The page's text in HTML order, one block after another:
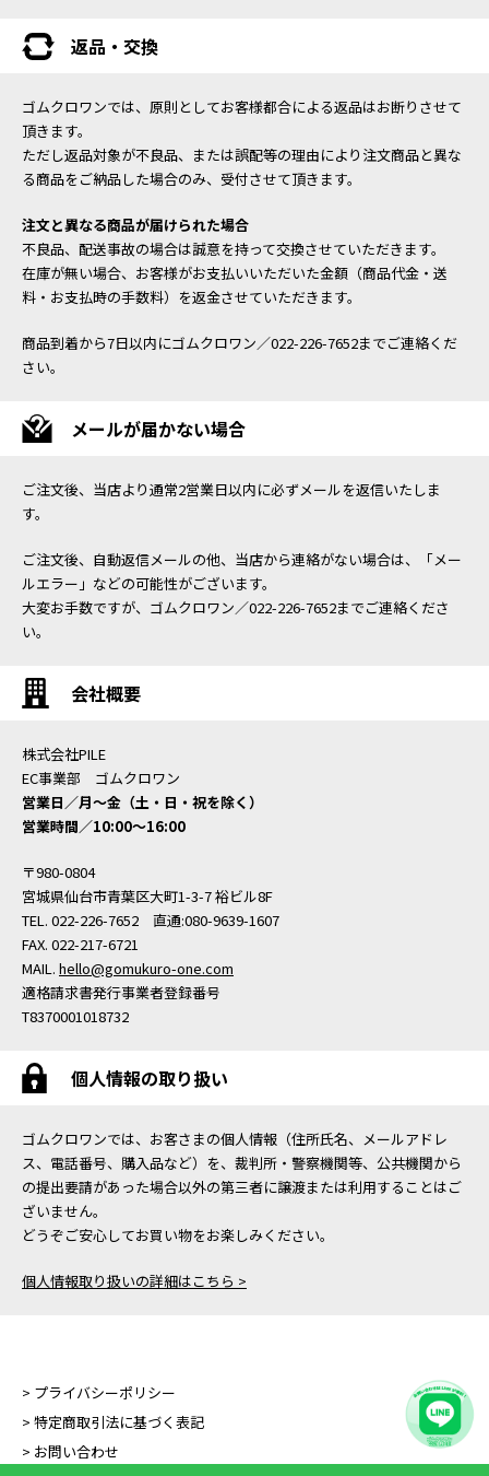
返品・交換
ゴムクロワンでは、原則としてお客様都合による返品はお断りさせて
頂きます。
ただし返品対象が不良品、または誤配等の理由により注文商品と異な
る商品をご納品した場合のみ、受付させて頂きます。
注文と異なる商品が届けられた場合
不良品、配送事故の場合は誠意を持って交換させていただきます。
在庫が無い場合、お客様がお支払いいただいた金額（商品代金・送
料・お支払時の手数料）を返金させていただきます。
商品到着から7日以内にゴムクロワン／022-226-7652までご連絡くだ
さい。
メールが届かない場合
ご注文後、当店より通常2営業日以内に必ずメールを返信いたしま
す。
ご注文後、自動返信メールの他、当店から連絡がない場合は、「メー
ルエラー」などの可能性がございます。
大変お手数ですが、ゴムクロワン／022-226-7652までご連絡くださ
い。
会社概要
株式会社PILE
EC事業部 ゴムクロワン
営業日／月〜金（土・日・祝を除く）
営業時間／10:00〜16:00
〒980-0804
宮城県仙台市青葉区大町1-3-7 裕ビル8F
TEL. 022-226-7652 直通:080-9639-1607
FAX. 022-217-6721
MAIL. hello@gomukuro-one.com
適格請求書発行事業者登録番号
T8370001018732
個人情報の取り扱い
ゴムクロワンでは、お客さまの個人情報（住所氏名、メールアドレ
ス、電話番号、購入品など）を、裁判所・警察機関等、公共機関から
の提出要請があった場合以外の第三者に譲渡または利用することはご
ざいません。
どうぞご安心してお買い物をお楽しみください。
個人情報取り扱いの詳細はこちら >
> プライバシーポリシー
> 特定商取引法に基づく表記
> お問い合わせ